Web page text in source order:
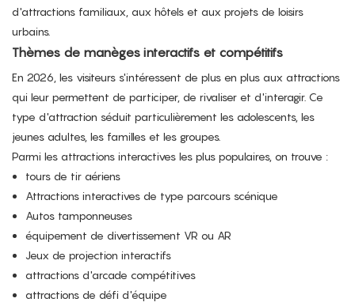
d'attractions familiaux, aux hôtels et aux projets de loisirs
urbains.
Thèmes de manèges interactifs et compétitifs
En 2026, les visiteurs s'intéressent de plus en plus aux attractions
qui leur permettent de participer, de rivaliser et d'interagir. Ce
type d'attraction séduit particulièrement les adolescents, les
jeunes adultes, les familles et les groupes.
Parmi les attractions interactives les plus populaires, on trouve :
tours de tir aériens
Attractions interactives de type parcours scénique
Autos tamponneuses
équipement de divertissement VR ou AR
Jeux de projection interactifs
attractions d'arcade compétitives
attractions de défi d'équipe